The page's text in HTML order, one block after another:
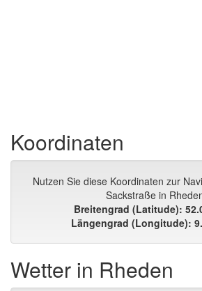
Koordinaten
Nutzen Sie diese Koordinaten zur
Sackstraße in
Breitengrad (Latitude):
Längengrad (Longitude):
Wetter in Rheden